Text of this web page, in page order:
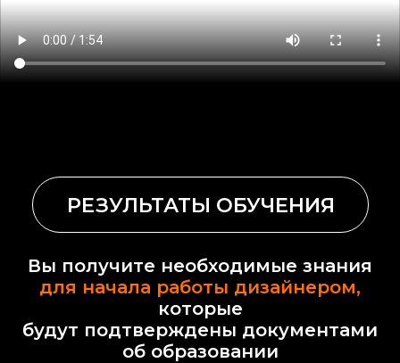
Вы получите необходимые знания
для начала работы дизайнером,
которые
будут подтверждены документами
об образовании